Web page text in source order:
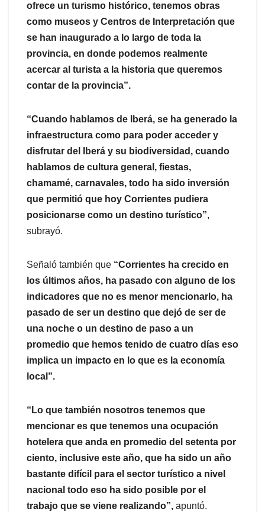
ofrece un turismo histórico, tenemos obras
como museos y Centros de Interpretación que
se han inaugurado a lo largo de toda la
provincia, en donde podemos realmente
acercar al turista a la historia que queremos
contar de la provincia”.
“Cuando hablamos de Iberá, se ha generado la
infraestructura como para poder acceder y
disfrutar del Iberá y su biodiversidad, cuando
hablamos de cultura general, fiestas,
chamamé, carnavales, todo ha sido inversión
que permitió que hoy Corrientes pudiera
posicionarse como un destino turístico”,
subrayó.
Señaló también que “Corrientes ha crecido en
los últimos años, ha pasado con alguno de los
indicadores que no es menor mencionarlo, ha
pasado de ser un destino que dejó de ser de
una noche o un destino de paso a un
promedio que hemos tenido de cuatro días eso
implica un impacto en lo que es la economía
local”.
“Lo que también nosotros tenemos que
mencionar es que tenemos una ocupación
hotelera que anda en promedio del setenta por
ciento, inclusive este año, que ha sido un año
bastante difícil para el sector turístico a nivel
nacional todo eso ha sido posible por el
trabajo que se viene realizando”, apuntó.